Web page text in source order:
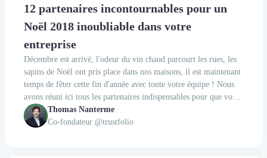
12 partenaires incontournables pour un
Noël 2018 inoubliable dans votre
entreprise
Décembre est arrivé, l'odeur du vin chaud parcourt les rues, les
sapins de Noël ont pris place dans nos maisons, il est maintenant
temps de fêter cette fin d'année avec toute votre équipe ! Nous
avons réuni ici tous les partenaires indispensables pour que vous
terminiez 2018 en beauté ! Organiser les réjouissances Des idées
de cadeaux à...
Thomas Nanterme
Co-fondateur @trustfolio